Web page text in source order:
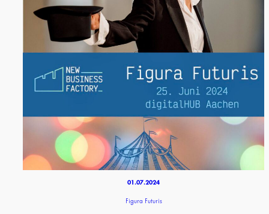
01.07.2024
Figura Futuris